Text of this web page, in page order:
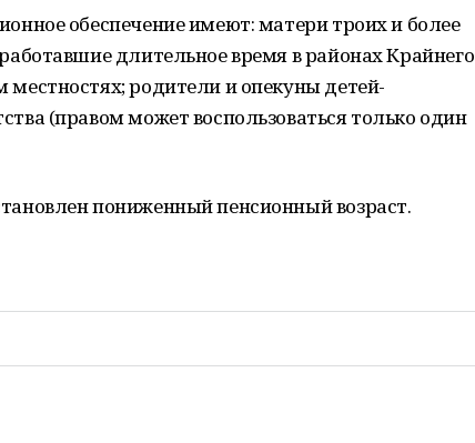
обеспечение имеют: матери троих и более
длительное время в районах Крайнего
родители и опекуны детей-
(правом может воспользоваться только один
пониженный пенсионный возраст.